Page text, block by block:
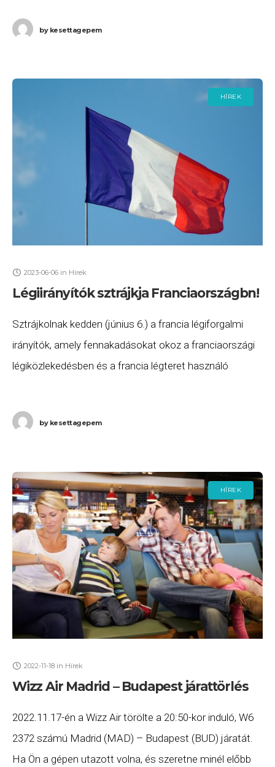
bykesettagepem
HÍREK
2023-06-06 in Hírek
Légiirányítók sztrájkja Franciaországbn!
Sztrájkolnak kedden (június 6.) a francia légiforgalmi
irányítók, amely fennakadásokat okoz a franciaországi
légiközlekedésben és a francia légteret használó
bykesettagepem
HÍREK
2022-11-18 in Hírek
Wizz Air Madrid – Budapest járattörlés
2022.11.17-én a Wizz Air törölte a 20:50-kor induló, W6
2372 számú Madrid (MAD) – Budapest (BUD) járatát.
Ha Ön a gépen utazott volna, és szeretne minél előbb